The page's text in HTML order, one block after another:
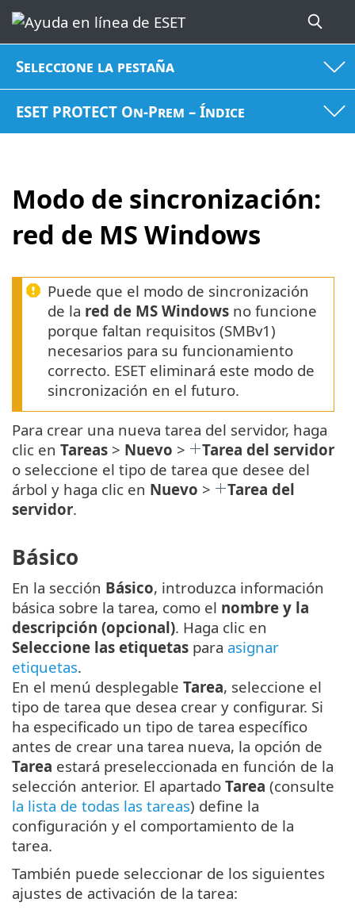
Seleccione la pestaña
ESET PROTECT On-Prem – Índice
Modo de sincronización:
red de MS Windows
Puede que el modo de sincronización
de la red de MS Windows no funcione
porque faltan requisitos (SMBv1)
necesarios para su funcionamiento
correcto. ESET eliminará este modo de
sincronización en el futuro.
Para crear una nueva tarea del servidor, haga
clic en Tareas > Nuevo >
Tarea del servidor
o seleccione el tipo de tarea que desee del
árbol y haga clic en Nuevo >
Tarea del
servidor.
Básico
En la sección Básico, introduzca información
básica sobre la tarea, como el nombre y la
descripción (opcional). Haga clic en
Seleccione las etiquetas para asignar
etiquetas.
En el menú desplegable Tarea, seleccione el
tipo de tarea que desea crear y configurar. Si
ha especificado un tipo de tarea específico
antes de crear una tarea nueva, la opción de
Tarea estará preseleccionada en función de la
selección anterior. El apartado Tarea (consulte
la lista de todas las tareas) define la
configuración y el comportamiento de la
tarea.
También puede seleccionar de los siguientes
ajustes de activación de la tarea: